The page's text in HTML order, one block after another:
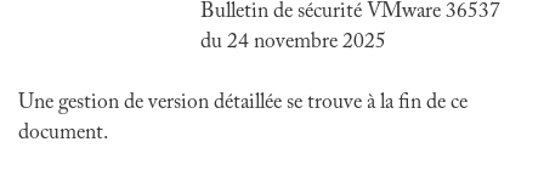
Bulletin de sécurité VMware 36537
du 24 novembre 2025
Une gestion de version détaillée se trouve à la fin de ce
document.